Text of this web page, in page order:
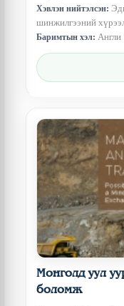
Хэвлэн нийтэлсэн:
шинжилгээний
Баримтын хэл: Англи
Монголд уул
боломж